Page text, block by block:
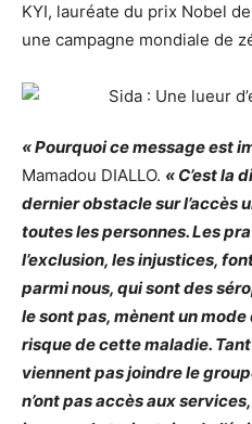
KYI, lauréate du prix Nobel
une campagne mondiale de
« Pourquoi ce message est
Mamadou DIALLO. « C’est la
dernier obstacle sur l’accès
toutes les personnes. Les
l’exclusion, les injustices,
parmi nous, qui sont des
le sont pas, mènent un
risque de cette maladie.
viennent pas joindre le
n’ont pas accès aux